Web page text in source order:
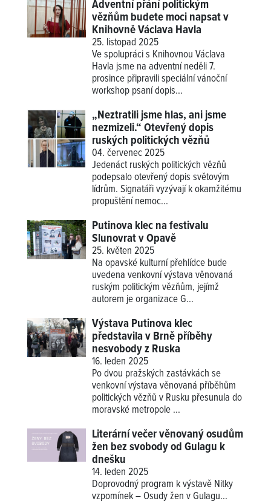
Adventní přání politickým
vězňům budete moci napsat v
Knihovně Václava Havla
25. listopad 2025
Ve spolupráci s Knihovnou Václava
Havla jsme na adventní neděli 7.
prosince připravili speciální vánoční
workshop psaní dopis...
„Neztratili jsme hlas, ani jsme
nezmizeli.“ Otevřený dopis
ruských politických vězňů
04. červenec 2025
Jedenáct ruských politických vězňů
podepsalo otevřený dopis světovým
lídrům. Signatáři vyzývají k okamžitému
propuštění nemoc...
Putinova klec na festivalu
Slunovrat v Opavě
25. květen 2025
Na opavské kulturní přehlídce bude
uvedena venkovní výstava věnovaná
ruským politickým vězňům, jejímž
autorem je organizace G...
Výstava Putinova klec
představila v Brně příběhy
nesvobody z Ruska
16. leden 2025
Po dvou pražských zastávkách se
venkovní výstava věnovaná příběhům
politických vězňů v Rusku přesunula do
moravské metropole ...
Literární večer věnovaný osudům
žen bez svobody od Gulagu k
dnešku
14. leden 2025
Doprovodný program k výstavě Nitky
vzpomínek – Osudy žen v Gulagu...